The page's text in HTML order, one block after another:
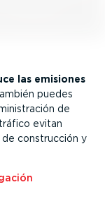
las emisiones
puedes
de
evitan
construcción y